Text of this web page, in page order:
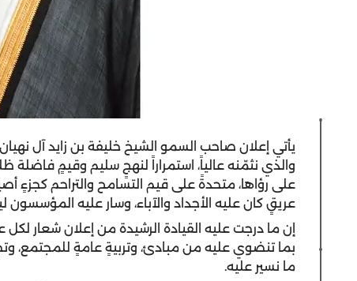
والذي نثمّنه عالياً، استمراراً لنهجٍ سليم وقيمٍ فاضلة
على رؤاها، متحدةً على قيم التسامح والتراحم كجزءٍ
عريقٍ كان عليه الأجداد والآباء، وسار عليه المؤسسون
إن ما درجت عليه القيادة الرشيدة من إعلان شعار لكل
بما تنضوي عليه من مبادئ، وتربيةٍ عامةٍ للمجتمع،
ما نسير عليه.